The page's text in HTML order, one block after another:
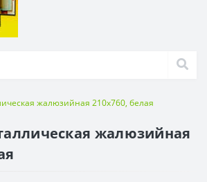
жалюзийная 210x760, белая
жалюзийная